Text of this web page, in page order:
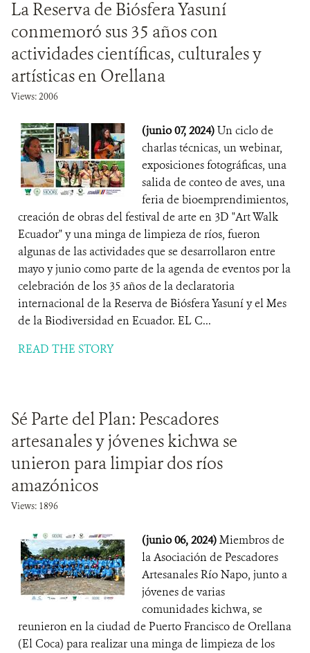
La Reserva de Biósfera Yasuní
conmemoró sus 35 años con
actividades científicas, culturales y
artísticas en Orellana
Views: 2006
(junio 07, 2024)Un ciclo de
charlas técnicas, un webinar,
exposiciones fotográficas, una
salida de conteo de aves, una
feria de bioemprendimientos,
creación de obras del festival de arte en 3D "Art Walk
Ecuador" y una minga de limpieza de ríos, fueron
algunas de las actividades que se desarrollaron entre
mayo y junio como parte de la agenda de eventos por la
celebración de los 35 años de la declaratoria
internacional de la Reserva de Biósfera Yasuní y el Mes
de la Biodiversidad en Ecuador. EL C...
READ THE STORY
Sé Parte del Plan: Pescadores
artesanales y jóvenes kichwa se
unieron para limpiar dos ríos
amazónicos
Views: 1896
(junio 06, 2024)Miembros de
la Asociación de Pescadores
Artesanales Río Napo, junto a
jóvenes de varias
comunidades kichwa, se
reunieron en la ciudad de Puerto Francisco de Orellana
(El Coca) para realizar una minga de limpieza de los